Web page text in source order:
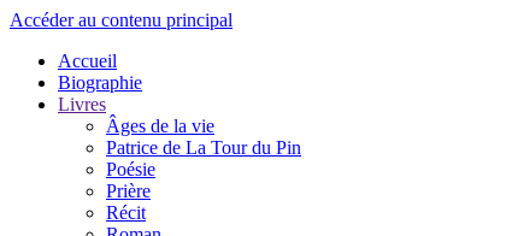
Accéder au contenu principal
Accueil
Biographie
Livres
Âges de la vie
Patrice de La Tour du Pin
Poésie
Prière
Récit